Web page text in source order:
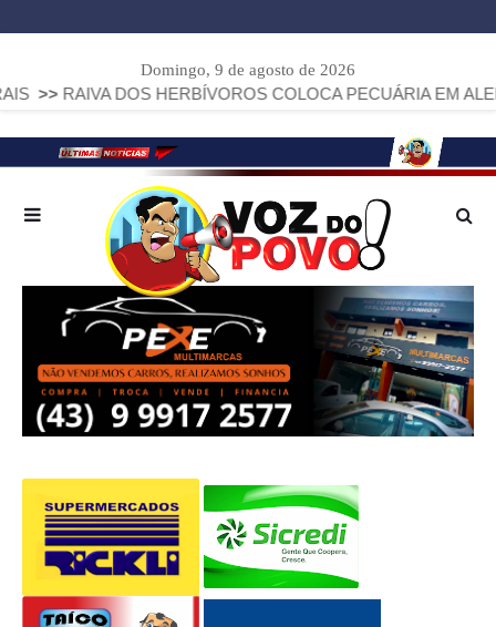
Domingo, 9 de agosto de 2026
DOS HERBÍVOROS COLOCA PECUÁRIA EM ALERTA: